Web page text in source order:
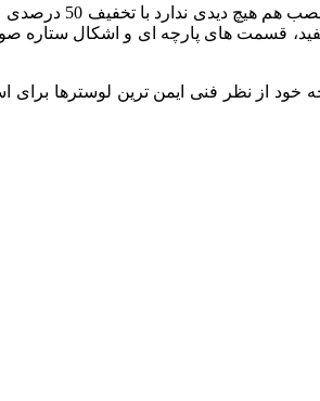
آخرین موجودی
قسمت های پارچه ای و اشکال ستاره
خود از نظر فنی ایمن ترین لوسترها